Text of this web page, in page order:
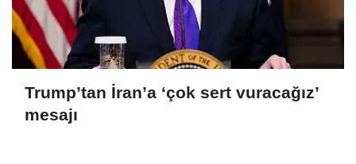
Trump’tan İran’a ‘çok sert vuracağız’
mesajı